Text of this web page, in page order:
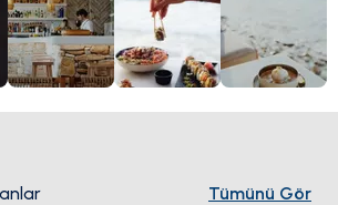
gece geçirmek isteyin,
Fotis All Day Bar
bir deneyim sunuyor.
Tümünü Gör